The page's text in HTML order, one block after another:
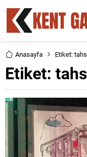
Anasayfa Etiket:
Etiket: